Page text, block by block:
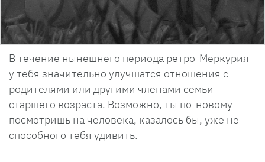
В течение нынешнего периода ретро-Меркурия
у тебя значительно улучшатся отношения с
родителями или другими членами семьи
старшего возраста. Возможно, ты по-новому
посмотришь на человека, казалось бы, уже не
способного тебя удивить.